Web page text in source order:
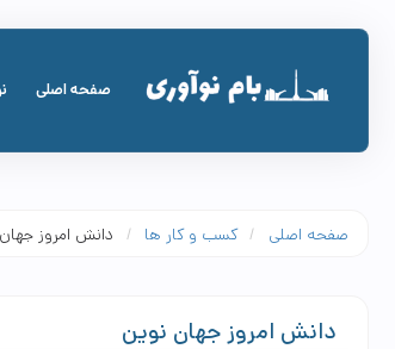
صفحه اصلی
صفحه اصلی / کسب و کار ها / دانش امروز
دانش امروز جهان نوین